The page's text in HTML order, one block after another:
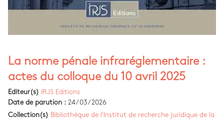
La norme pénale infraréglementaire :
actes du colloque du 10 avril 2025
Editeur(s)
IRJS Editions
Date de parution : 24/03/2026
Collection(s) Bibliothèque de l'Institut de recherche juridique de la